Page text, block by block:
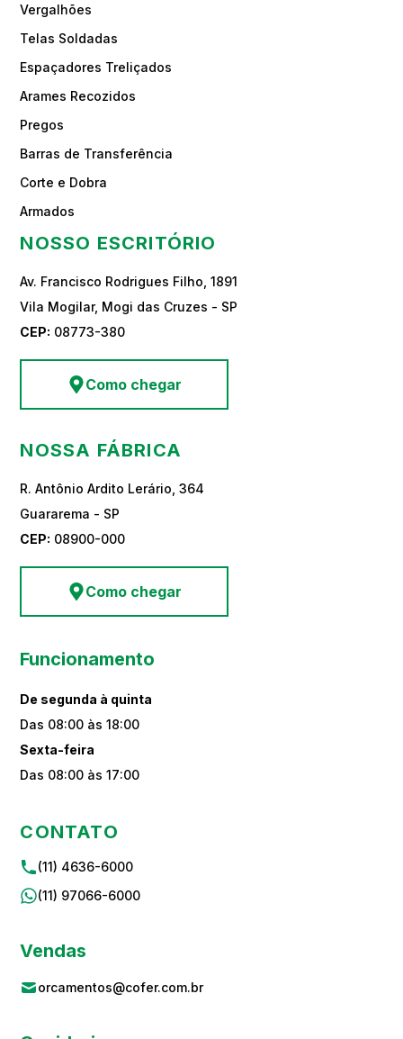
Vergalhões
Telas Soldadas
Espaçadores Treliçados
Arames Recozidos
Pregos
Barras de Transferência
Corte e Dobra
Armados
NOSSO ESCRITÓRIO
Av. Francisco Rodrigues Filho, 1891
Vila Mogilar, Mogi das Cruzes - SP
CEP: 08773-380
Como chegar
NOSSA FÁBRICA
R. Antônio Ardito Lerário, 364
Guararema - SP
CEP: 08900-000
Como chegar
Funcionamento
De segunda à quinta
Das 08:00 às 18:00
Sexta-feira
Das 08:00 às 17:00
CONTATO
(11) 4636-6000
(11) 97066-6000
Vendas
orcamentos@cofer.com.br